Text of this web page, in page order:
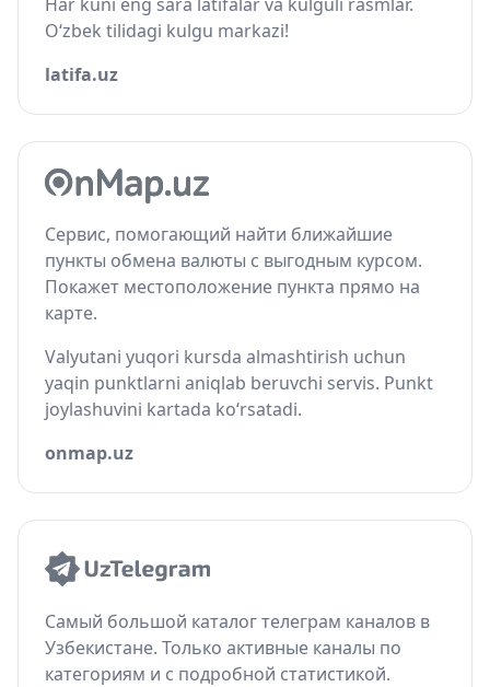
O‘zbek tilidagi kulgu markazi!
latifa.uz
Сервис, помогающий найти ближайшие
пункты обмена валюты с выгодным курсом.
Покажет местоположение пункта прямо на
карте.
Valyutani yuqori kursda almashtirish uchun
yaqin punktlarni aniqlab beruvchi servis. Punkt
joylashuvini kartada ko‘rsatadi.
onmap.uz
Самый большой каталог телеграм каналов в
Узбекистане. Только активные каналы по
категориям и с подробной статистикой.